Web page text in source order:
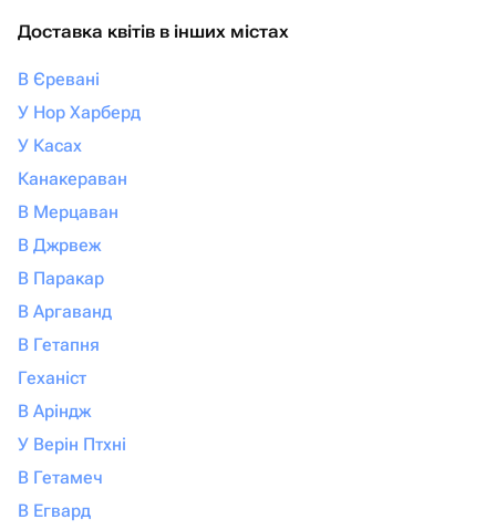
Доставка квітів в інших містах
В Єревані
У Нор Харберд
У Касах
Канакераван
В Мерцаван
В Джрвеж
В Паракар
В Аргаванд
В Гетапня
Геханіст
В Аріндж
У Верін Птхні
В Гетамеч
В Егвард